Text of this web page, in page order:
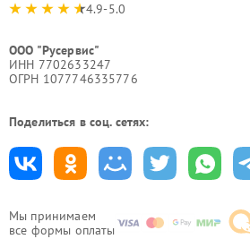
Мы принимаем
все формы оплаты
4.9-5.0
ООО "Русервис"
ИНН 7702633247
ОГРН 1077746335776
Поделиться в соц. сетях: